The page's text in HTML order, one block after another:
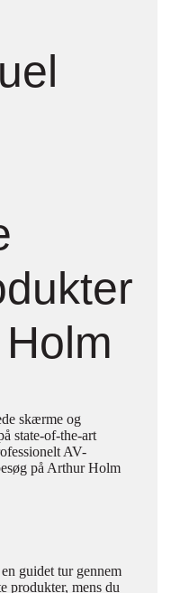
skærme og
state-of-the-art
AV-
på Arthur Holm
guidet tur gennem
produkter, mens du